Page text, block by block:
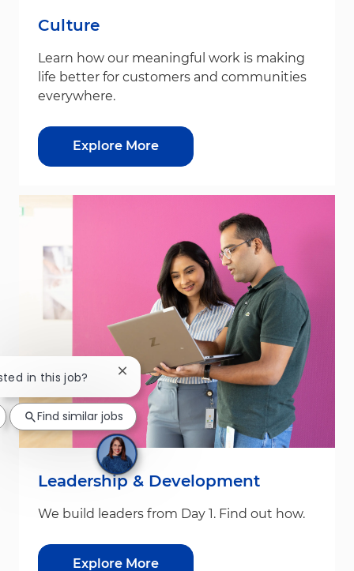
Culture
Learn how our meaningful work is making
life better for customers and communities
everywhere.
Explore More
Leadership & Development
We build leaders from Day 1. Find out how.
Explore More
in this job? Close chatbot notification
Find similar jobs